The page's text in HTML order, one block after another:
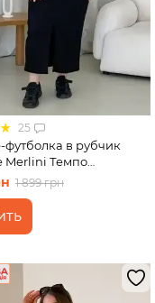
25
футболка в рубчик
Merlini Темпо
размер 2XL-3XL
1 899 грн